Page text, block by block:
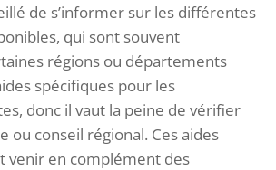
de s’informer sur les différentes
qui sont souvent
régions ou départements
spécifiques pour les
donc il vaut la peine de vérifier
ou conseil régional. Ces aides
venir en complément des